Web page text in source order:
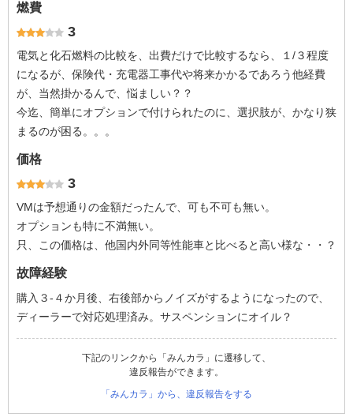
燃費
3
電気と化石燃料の比較を、出費だけで比較するなら、１/３程度
になるが、保険代・充電器工事代や将来かかるであろう他経費
が、当然掛かるんで、悩ましい？？
今迄、簡単にオプションで付けられたのに、選択肢が、かなり狭
まるのが困る。。。
価格
3
VMは予想通りの金額だったんで、可も不可も無い。
オプションも特に不満無い。
只、この価格は、他国内外同等性能車と比べると高い様な・・？
故障経験
購入３‐４か月後、右後部からノイズがするようになったので、
ディーラーで対応処理済み。サスペンションにオイル？
下記のリンクから「みんカラ」に遷移して、
違反報告ができます。
「みんカラ」から、違反報告をする